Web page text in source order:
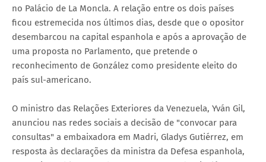
no Palácio de La Moncla. A relação entre os dois países
ficou estremecida nos últimos dias, desde que o opositor
desembarcou na capital espanhola e após a aprovação de
uma proposta no Parlamento, que pretende o
reconhecimento de González como presidente eleito do
país sul-americano.
O ministro das Relações Exteriores da Venezuela, Yván Gil,
anunciou nas redes sociais a decisão de "convocar para
consultas" a embaixadora em Madri, Gladys Gutiérrez, em
resposta às declarações da ministra da Defesa espanhola,